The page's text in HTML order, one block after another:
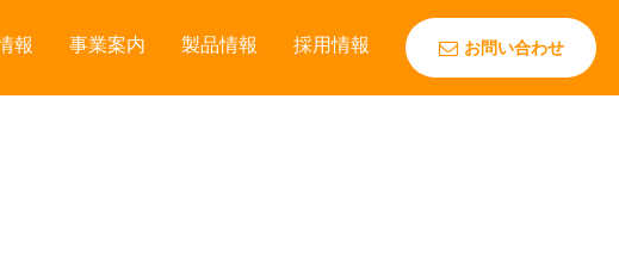
報 事業案内 製品情報 採用情報 お問い合わせ